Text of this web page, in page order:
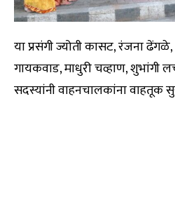
या प्रसंगी ज्योती कासट, रंजना
गायकवाड, माधुरी चव्हाण, शुभांगी
सदस्यांनी वाहनचालकांना वाहतूक